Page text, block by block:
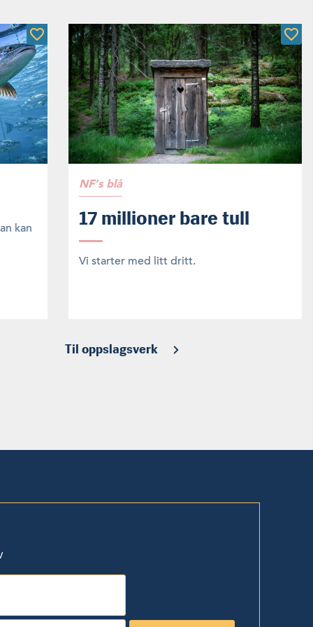
kan
NF's blå
17 millioner bare tull
Vi starter med litt dritt.
Til oppslagsverk